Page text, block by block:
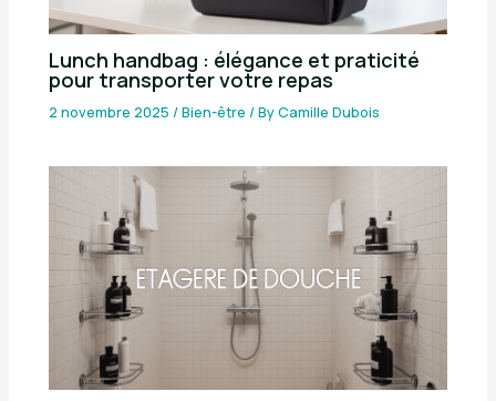
Lunch handbag : élégance et praticité
pour transporter votre repas
2 novembre 2025/Bien-être / ByCamille Dubois